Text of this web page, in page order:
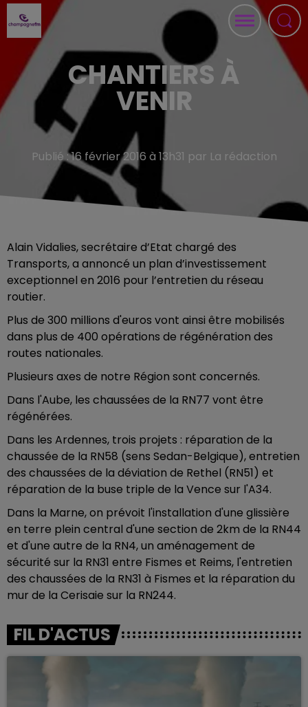
CHANTIERS À
VENIR
Publié : 16 février 2016 à 13h31 par La rédaction
Alain Vidalies, secrétaire d’Etat chargé des
Transports, a annoncé un plan d’investissement
exceptionnel en 2016 pour l’entretien du réseau
routier.
Plus de 300 millions d'euros vont ainsi être mobilisés
dans plus de 400 opérations de régénération des
routes nationales.
Plusieurs axes de notre Région sont concernés.
Dans l'Aube, les chaussées de la RN77 vont être
régénérées.
Dans les Ardennes, trois projets : réparation de la
chaussée de la RN58 (sens Sedan-Belgique), entretien
des chaussées de la déviation de Rethel (RN51) et
réparation de la buse triple de la Vence sur l'A34.
Dans la Marne, on prévoit l'installation d'une glissière
en terre plein central d'une section de 2km de la RN44
et d'une autre de la RN4, un aménagement de
sécurité sur la RN31 entre Fismes et Reims, l'entretien
des chaussées de la RN31 à Fismes et la réparation du
mur de la Cerisaie sur la RN244.
FIL D'ACTUS